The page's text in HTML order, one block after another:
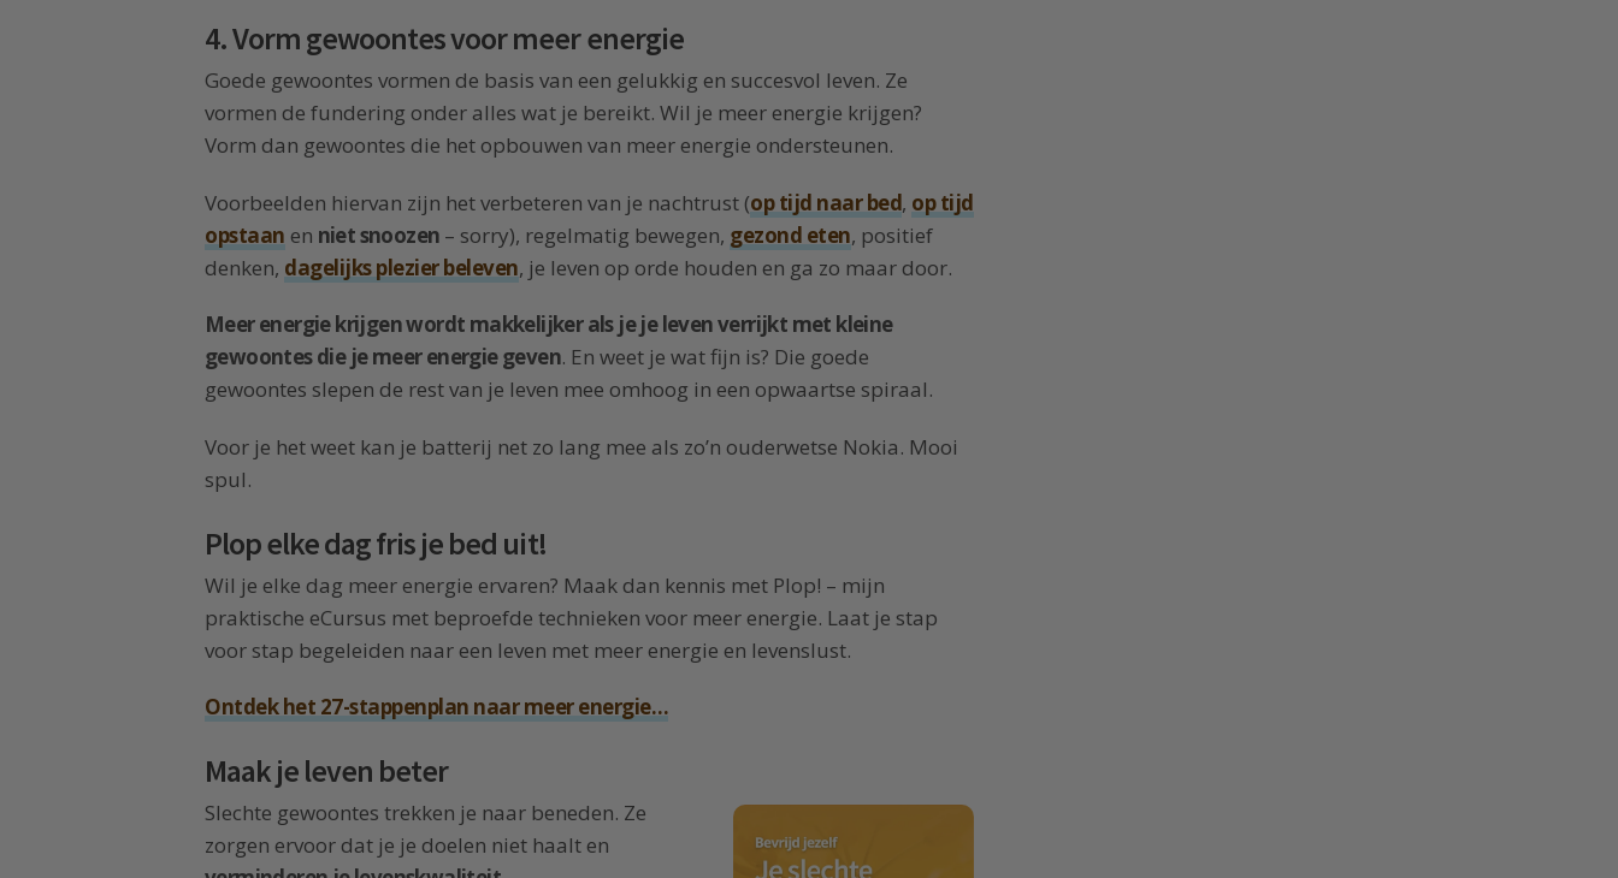
4. Vorm gewoontes voor meer energie
Goede gewoontes vormen de basis van een gelukkig en succesvol leven. Ze
vormen de fundering onder alles wat je bereikt. Wil je meer energie krijgen?
Vorm dan gewoontes die het opbouwen van meer energie ondersteunen.
Voorbeelden hiervan zijn het verbeteren van je nachtrust (op tijd naar bed, op tijd
opstaan en niet snoozen – sorry), regelmatig bewegen, gezond eten, positief
denken, dagelijks plezier beleven, je leven op orde houden en ga zo maar door.
Meer energie krijgen wordt makkelijker als je je leven verrijkt met kleine
gewoontes die je meer energie geven. En weet je wat fijn is? Die goede
gewoontes slepen de rest van je leven mee omhoog in een opwaartse spiraal.
Voor je het weet kan je batterij net zo lang mee als zo’n ouderwetse Nokia. Mooi
spul.
Plop elke dag fris je bed uit!
Wil je elke dag meer energie ervaren? Maak dan kennis met Plop! – mijn
praktische eCursus met beproefde technieken voor meer energie. Laat je stap
voor stap begeleiden naar een leven met meer energie en levenslust.
Ontdek het 27-stappenplan naar meer energie…
Maak je leven beter
Slechte gewoontes trekken je naar beneden. Ze
zorgen ervoor dat je je doelen niet haalt en